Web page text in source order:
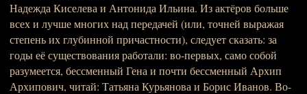
Надежда Киселева и Антонида Ильина. Из актёров больше
всех и лучше многих над передачей (или, точней выражая
степень их глубинной причастности), следует сказать: за
годы её существования работали: во-первых, само собой
разумеется, бессменный Гена и почти бессменный Архип
Архипович, читай: Татьяна Курьянова и Борис Иванов. Во-